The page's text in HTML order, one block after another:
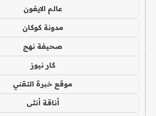
عالم الايفون
مدونة كوكان
صحيفة نهج
كار نيوز
موقع خبرة التقني
أناقة أنثى